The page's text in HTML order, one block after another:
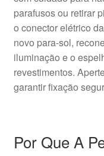
parafusos ou retirar
o conector elétrico
novo para-sol,
iluminação e o
revestimentos.
garantir fixação
Por Que A